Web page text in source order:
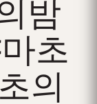
밤
초
의